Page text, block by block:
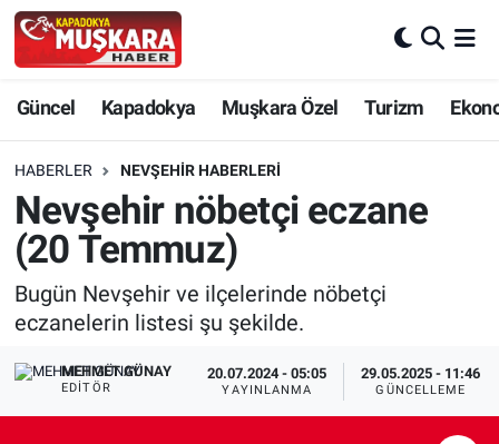
Güncel Kapadokya Muşkara Özel Turizm
HABERLER NEVŞEHIR HABERLERI
Nevşehir nöbetçi eczane
(20 Temmuz)
Bugün Nevşehir ve ilçelerinde nöbetçi
eczanelerin listesi şu şekilde.
MEHMET GÜNAY
EDITÖR
20.07.2024 - 05:05
YAYINLANMA
29.05.2025 - 11:46
GÜNCELLEME
Güncel
SEÇİM
Muşkara Özel
Ekonomi
Kapadokya
Nevşehir Hava Durumu
Nevşehir Trafik Yoğunluk Haritası
Süper Lig Puan Durumu ve Fikstür
Tüm Manşetler
Son Dakika Haberleri